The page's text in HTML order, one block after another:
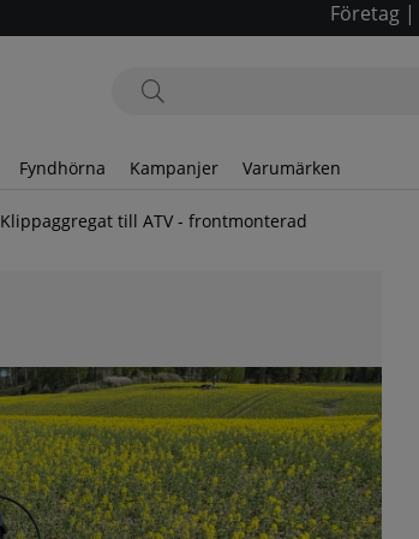
Företag|
Fyndhörna Kampanjer Varumärken
Klippaggregat till ATV - frontmonterad